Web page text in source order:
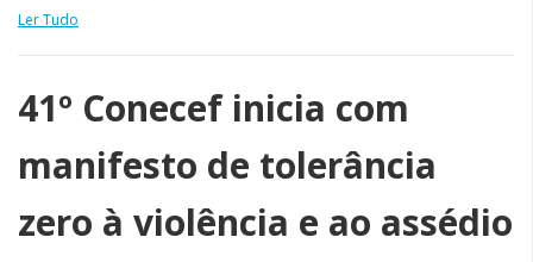
Ler Tudo
41º Conecef inicia com
manifesto de tolerância
zero à violência e ao assédio